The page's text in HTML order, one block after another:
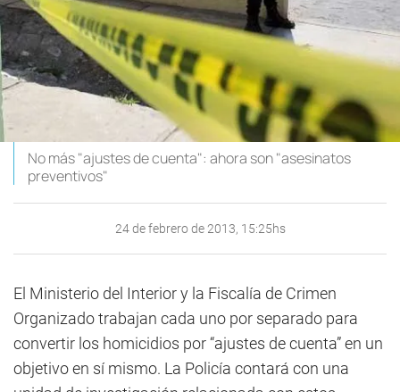
No más "ajustes de cuenta": ahora son "asesinatos
preventivos"
24 de febrero de 2013, 15:25hs
El Ministerio del Interior y la Fiscalía de Crimen
Organizado trabajan cada uno por separado para
convertir los homicidios por “ajustes de cuenta” en un
objetivo en sí mismo. La Policía contará con una